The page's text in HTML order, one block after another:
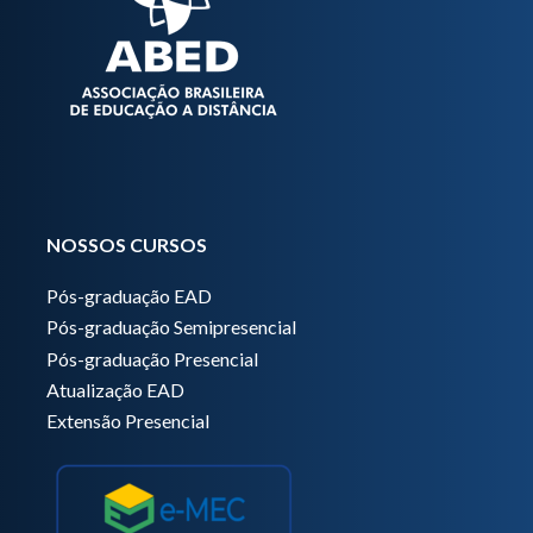
NOSSOS CURSOS
Pós-graduação EAD
Pós-graduação Semipresencial
Pós-graduação Presencial
Atualização EAD
Extensão Presencial